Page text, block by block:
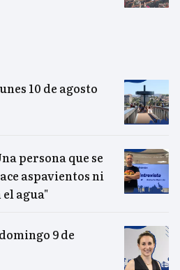
10 de agosto
persona que se
aspavientos ni
agua"
9 de